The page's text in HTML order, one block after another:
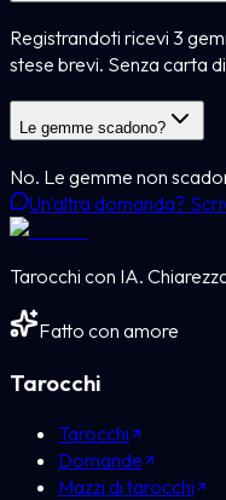
Registrandoti ricevi 3
stese brevi. Senza carta
Le gemme scadono?
No. Le gemme non
Un'altra domanda?
Tarocchi con IA.
Fatto con amore
Tarocchi
Tarocchi
Domande
Mazzi di tarocchi